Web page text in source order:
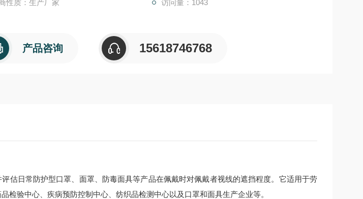
性质：生产厂家 访问量：1043
产品咨询 15618746768
评估日常防护型口罩、面罩、防毒面具等产品在佩戴时对佩戴者视线的遮挡程度。它适用于劳
检验中心、疾病预防控制中心、纺织品检测中心以及口罩和面具生产企业等。